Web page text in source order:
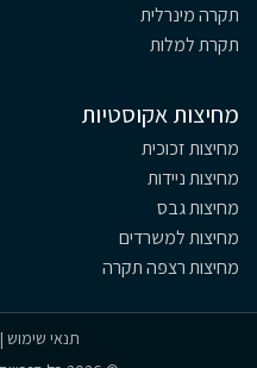
תקרה מינרלית
תקרת למלות
מחיצות אקוסטיות
מחיצות זכוכית
מחיצות ניידות
מחיצות גבס
מחיצות למשרדים
מחיצות רצפה תקרה
תנאי שימוש |